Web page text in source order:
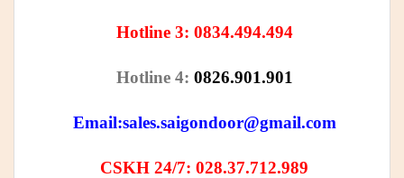
Hotline 3: 0834.494.494
Hotline 4: 0826.901.901
Email:sales.saigondoor@gmail.com
CSKH 24/7: 028.37.712.989